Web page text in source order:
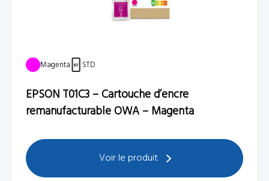
Magenta STD
EPSON T01C3 – Cartouche d’encre
remanufacturable OWA – Magenta
Voir le produit